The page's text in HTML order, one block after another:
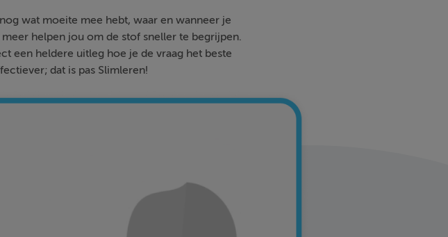
wat moeite mee hebt, waar en wanneer je
helpen jou om de stof sneller te begrijpen.
een heldere uitleg hoe je de vraag het beste
dat is pas Slimleren!